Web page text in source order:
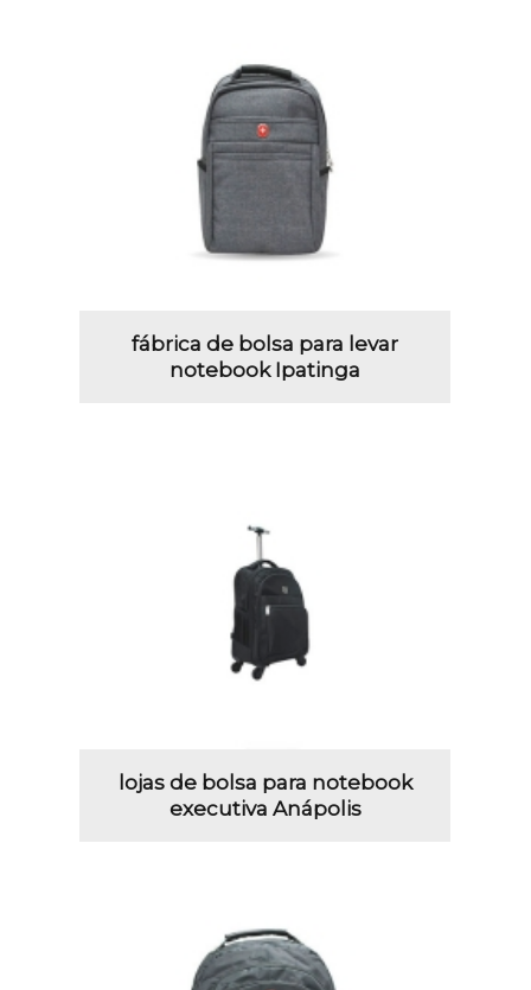
fábrica de bolsa para levar
notebook Ipatinga
lojas de bolsa para notebook
executiva Anápolis